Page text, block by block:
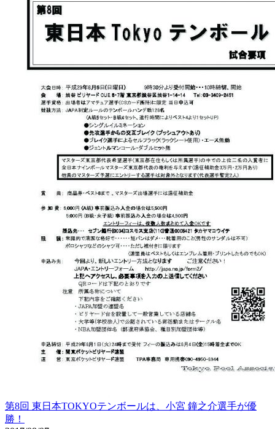
第8回 東日本TOKYOテンボールは、小宮 鐘之介選手が優
勝！